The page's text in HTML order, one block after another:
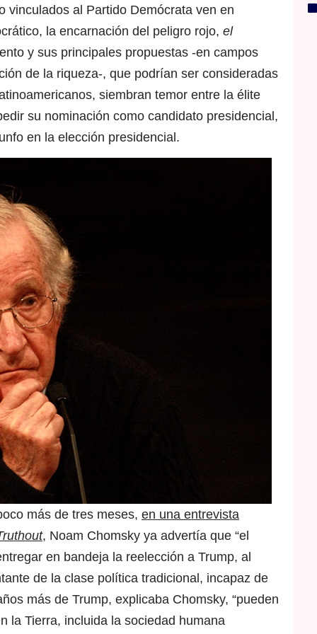
vinculados al Partido Demócrata ven en
la encarnación del peligro rojo, el
y sus principales propuestas -en campos
de la riqueza-, que podrían ser consideradas
siembran temor entre la élite
su nominación como candidato presidencial,
en la elección presidencial.
más de tres meses, en una entrevista
, Noam Chomsky ya advertía que “el
en bandeja la reelección a Trump, al
de la clase política tradicional, incapaz de
más de Trump, explicaba Chomsky, “pueden
la Tierra, incluida la sociedad humana